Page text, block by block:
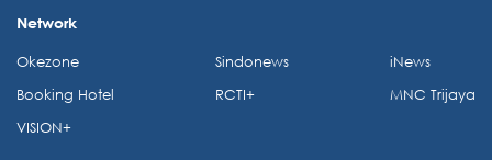
Network
Okezone
Booking Hotel
VISION+
Sindonews
RCTI+
iNews
MNC Trijaya